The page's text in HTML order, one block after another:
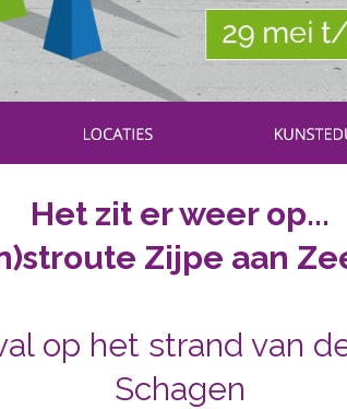
Het zit er weer op...
Zijpe aan
op het strand van
Schagen